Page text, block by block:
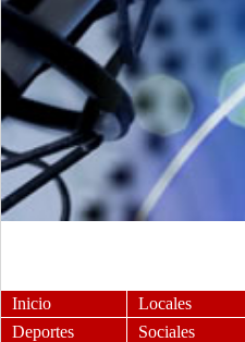
Inicio Locales
Deportes
Sociales